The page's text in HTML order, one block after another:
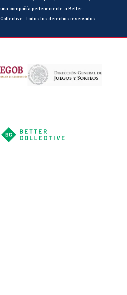
una compañía perteneciente a Better
Collective. Todos los derechos reservados.